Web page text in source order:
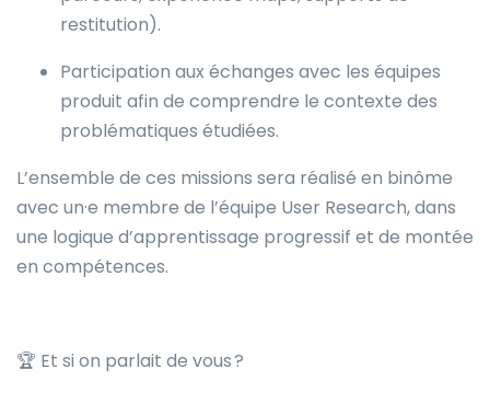
restitution).
Participation aux échanges avec les équipes
produit afin de comprendre le contexte des
problématiques étudiées.
L’ensemble de ces missions sera réalisé en binôme
avec un·e membre de l’équipe User Research, dans
une logique d’apprentissage progressif et de montée
en compétences.
🏆 Et si on parlait de vous ?